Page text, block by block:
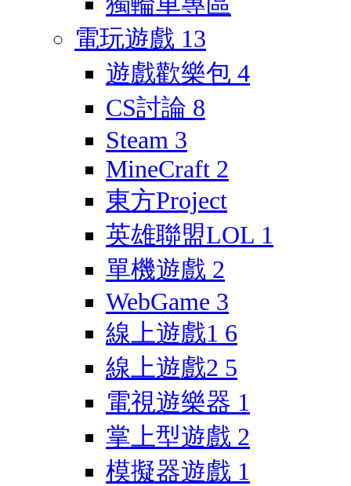
電玩遊戲 13
遊戲歡樂包 4
CS討論 8
Steam 3
MineCraft 2
東方Project
英雄聯盟LOL 1
單機遊戲 2
WebGame 3
線上遊戲1 6
線上遊戲2 5
電視遊樂器 1
掌上型遊戲 2
模擬器遊戲 1